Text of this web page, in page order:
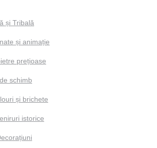
și Tribală
și animație
prețioase
schimb
și brichete
istorice